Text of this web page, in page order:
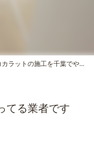
ラットの施工を千葉でやってる業者です
てる業者です